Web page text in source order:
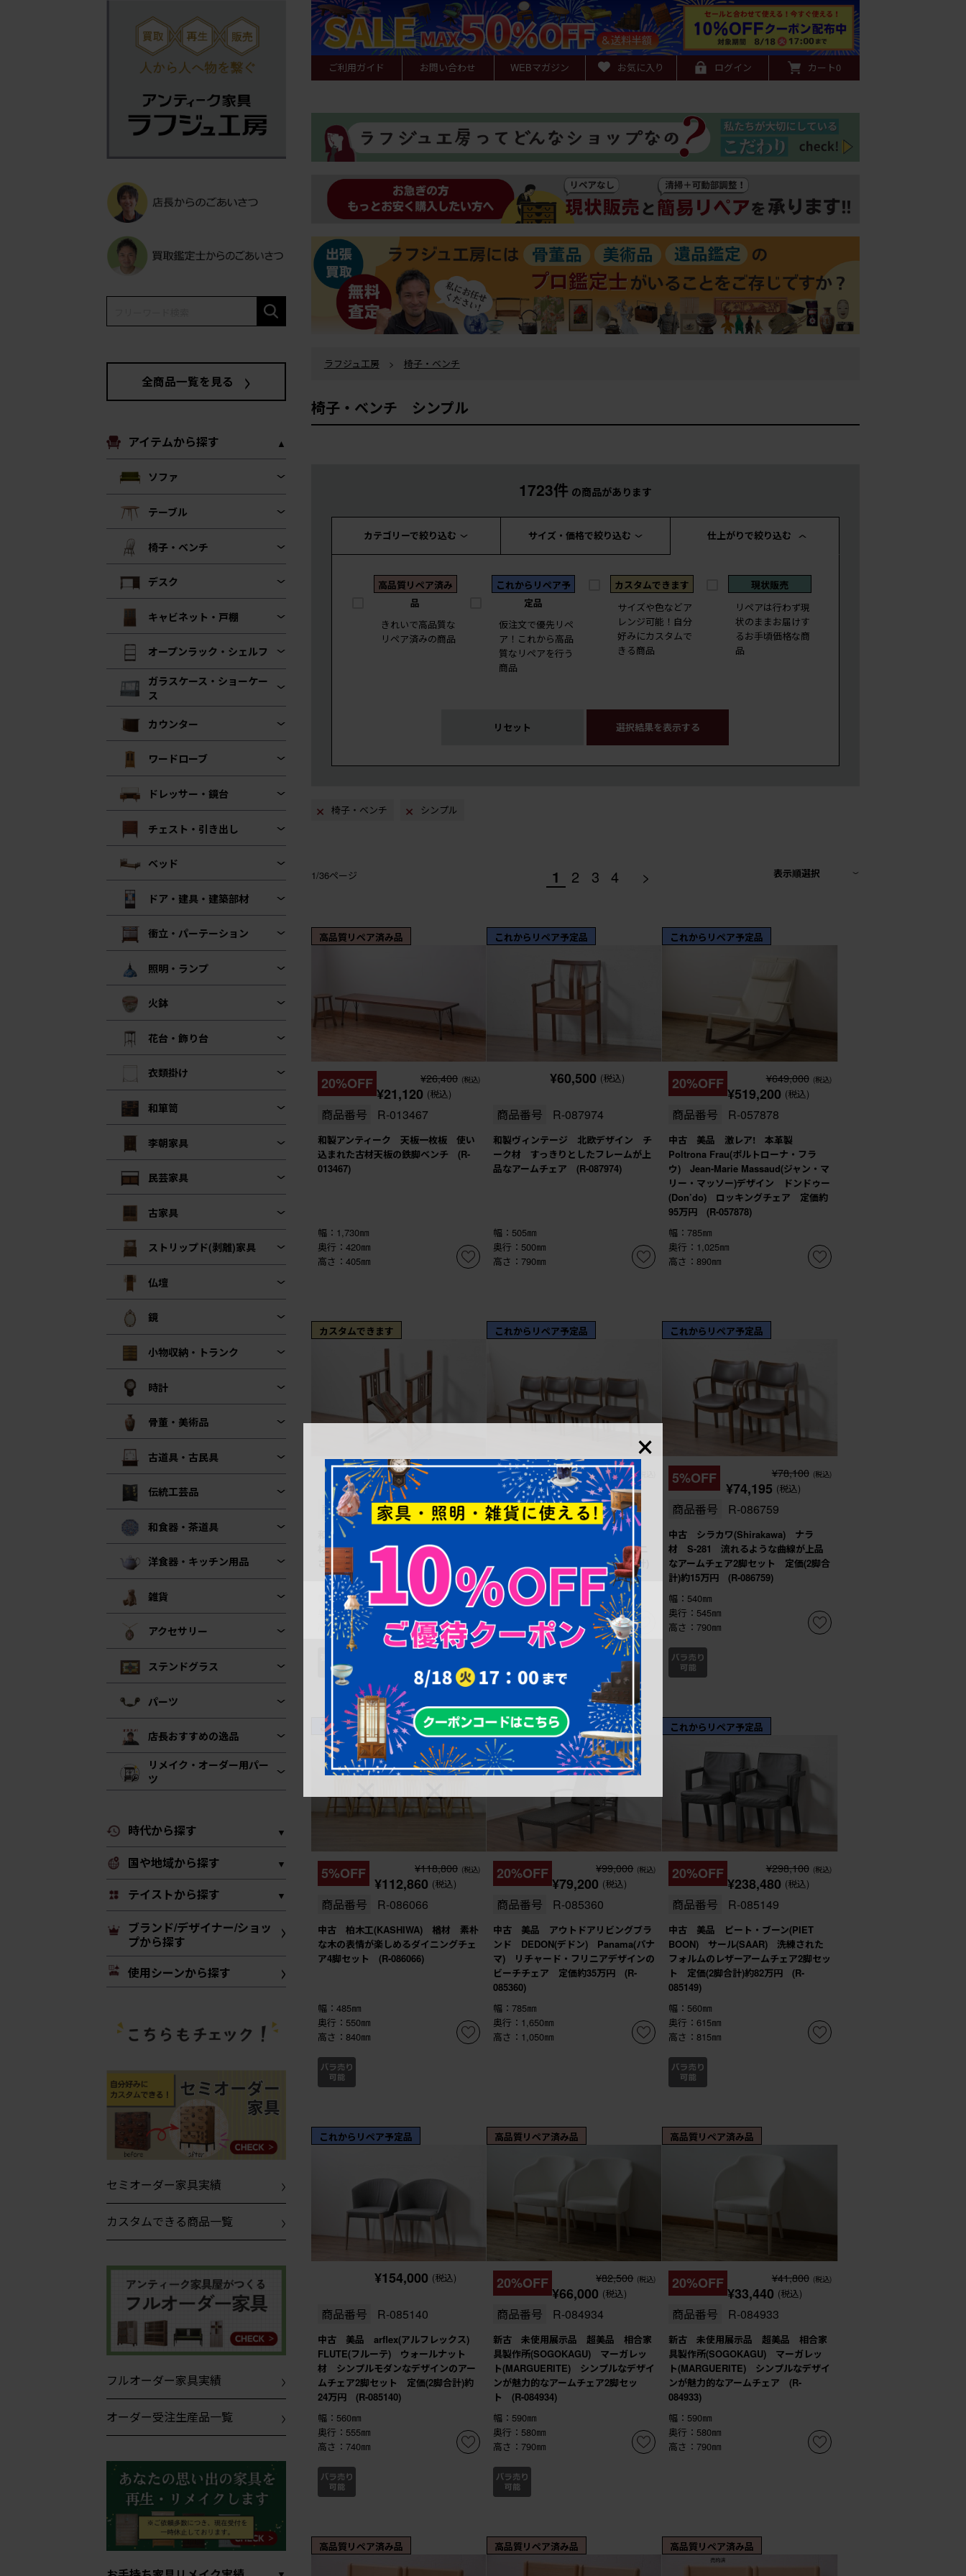
全商品一覧を見る
アイテムから探す
ソファ
テーブル
椅子・ベンチ
デスク
キャビネット・戸棚
オープンラック・シェルフ
ガラスケース・ショーケー
ス
カウンター
ワードローブ
ドレッサー・鏡台
チェスト・引き出し
ベッド
ドア・建具・建築部材
衝立・パーテーション
照明・ランプ
火鉢
花台・飾り台
衣類掛け
和箪笥
李朝家具
民芸家具
古家具
ストリップド(剥離)家具
仏壇
鏡
小物収納・トランク
時計
骨董・美術品
古道具・古民具
伝統工芸品
和食器・茶道具
洋食器・キッチン用品
雑貨
アクセサリー
ステンドグラス
パーツ
店長おすすめの逸品
リメイク・オーダー用パー
ツ
時代から探す
国や地域から探す
テイストから探す
ブランド/デザイナー/ショッ
プから探す
使用シーンから探す
セミオーダー家具実績
カスタムできる商品一覧
フルオーダー家具実績
オーダー受注生産品一覧
ご利用ガイド お問い合わせ WEBマガジン お気に入り ログイン カート0
ラフジュ工房 > 椅子・ベンチ
椅子・ベンチ シンプル
1723件 の商品があります
カテゴリーで絞り込む サイズ・価格で絞り込む 仕上がりで絞り込む
高品質リペア済み
品
きれいで高品質な
リペア済みの商品
これからリペア予
定品
仮注文で優先リペ
ア！これから高品
質なリペアを行う
商品
カスタムできます
サイズや色などア
レンジ可能！自分
好みにカスタムで
きる商品
現状販売
リペアは行わず現
状のままお届けす
るお手頃価格な商
品
リセット 選択結果を表示する
椅子・ベンチ シンプル
1/36ページ 表示順選択
1 2 3 4 >
高品質リペア済み品
20%OFF ¥26,400 (税込)
¥21,120 (税込)
商品番号 R-013467
和製アンティーク 天板一枚板 使い
込まれた古材天板の鉄脚ベンチ (R-
013467)
幅：1,730㎜
奥行：420㎜
高さ：405㎜
これからリペア予定品
¥60,500 (税込)
商品番号 R-087974
和製ヴィンテージ 北欧デザイン チ
ーク材 すっきりとしたフレームが上
品なアームチェア (R-087974)
幅：505㎜
奥行：500㎜
高さ：790㎜
これからリペア予定品
20%OFF ¥649,000 (税込)
¥519,200 (税込)
商品番号 R-057878
中古 美品 激レア! 本革製
Poltrona Frau(ポルトローナ・フラ
ウ) Jean-Marie Massaud(ジャン・マ
リー・マッソー)デザイン ドンドゥー
(Don’do) ロッキングチェア 定価約
95万円 (R-057878)
幅：785㎜
奥行：1,025㎜
高さ：890㎜
カスタムできます
¥96,800 (税込)
商品番号 R-086780
和製アンティーク 希少!! 欅(ケヤキ)
材 山葉風 杢目の美しい欅材が使用
された折り畳みチェア (R-086780)
幅：490㎜
奥行：470㎜
高さ：810㎜
これからリペア予定品
5%OFF ¥110,000 (税込)
¥104,500 (税込)
商品番号 R-086760
中古 シラカワ(Shirakawa) ナラ
材 S-280 シンプルで上品なダイニ
ングチェア4脚セット 定価(4脚合計)
約22万円 (R-086760)
幅：470㎜
高さ：790㎜
これからリペア予定品
5%OFF ¥78,100 (税込)
¥74,195 (税込)
商品番号 R-086759
中古 シラカワ(Shirakawa) ナラ
材 S-281 流れるような曲線が上品
なアームチェア2脚セット 定価(2脚合
計)約15万円 (R-086759)
幅：540㎜
奥行：545㎜
高さ：790㎜
これからリペア予定品
5%OFF ¥118,800 (税込)
¥112,860 (税込)
商品番号 R-086066
中古 柏木工(KASHIWA) 楢材 素朴
な木の表情が楽しめるダイニングチェ
ア4脚セット (R-086066)
幅：485㎜
奥行：550㎜
高さ：840㎜
これからリペア予定品
20%OFF ¥99,000 (税込)
¥79,200 (税込)
商品番号 R-085360
中古 美品 アウトドアリビングブラ
ンド DEDON(デドン) Panama(パナ
マ) リチャード・フリニアデザインの
ビーチチェア 定価約35万円 (R-
085360)
幅：785㎜
奥行：1,650㎜
高さ：1,050㎜
これからリペア予定品
20%OFF ¥298,100 (税込)
¥238,480 (税込)
商品番号 R-085149
中古 美品 ピート・ブーン(PIET
BOON) サール(SAAR) 洗練された
フォルムのレザーアームチェア2脚セッ
ト 定価(2脚合計)約82万円 (R-
085149)
幅：560㎜
奥行：615㎜
高さ：815㎜
これからリペア予定品
¥154,000 (税込)
商品番号 R-085140
中古 美品 arflex(アルフレックス)
FLUTE(フルーテ) ウォールナット
材 シンプルモダンなデザインのアー
ムチェア2脚セット 定価(2脚合計)約
24万円 (R-085140)
幅：560㎜
奥行：555㎜
高さ：740㎜
高品質リペア済み品
20%OFF ¥82,500 (税込)
¥66,000 (税込)
商品番号 R-084934
新古 未使用展示品 超美品 相合家
具製作所(SOGOKAGU) マーガレッ
ト(MARGUERITE) シンプルなデザイ
ンが魅力的なアームチェア2脚セッ
ト (R-084934)
幅：590㎜
奥行：580㎜
高さ：790㎜
高品質リペア済み品
20%OFF ¥41,800 (税込)
¥33,440 (税込)
商品番号 R-084933
新古 未使用展示品 超美品 相合家
具製作所(SOGOKAGU) マーガレッ
ト(MARGUERITE) シンプルなデザイ
ンが魅力的なアームチェア (R-
084933)
幅：590㎜
奥行：580㎜
高さ：790㎜
高品質リペア済み品 高品質リペア済み品 高品質リペア済み品
×